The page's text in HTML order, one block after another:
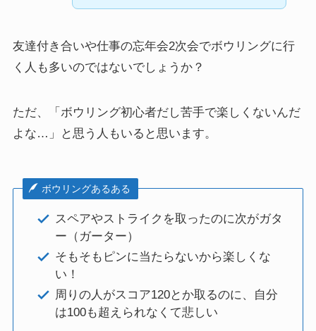
友達付き合いや仕事の忘年会2次会でボウリングに行
く人も多いのではないでしょうか？
ただ、
「ボウリング初心者だし苦手で楽しくないんだ
よな…」
と思う人もいると思います。
ボウリングあるある
スペアやストライクを取ったのに次がガタ
ー（ガーター）
そもそもピンに当たらないから楽しくな
い！
周りの人がスコア120とか取るのに、自分
は100も超えられなくて悲しい